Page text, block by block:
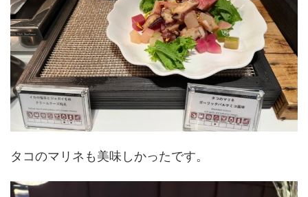
タコのマリネも美味しかったです。